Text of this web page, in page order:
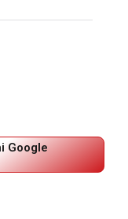
Google